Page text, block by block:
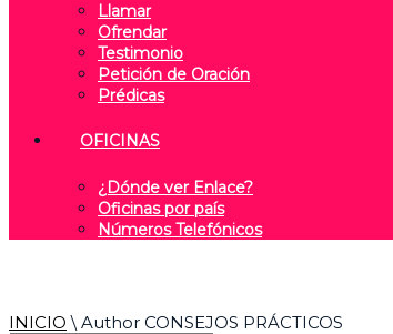
Llamar
Ofrendar
Testimonio
Petición de Oración
Prédicas
OFICINAS
¿Dónde ver Enlace?
Oficinas por país
Números Telefónicos
INICIO \ Author CONSEJOS PRÁCTICOS